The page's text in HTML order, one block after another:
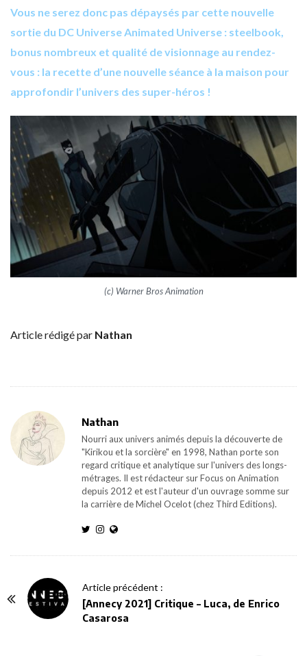
Vous ne serez donc pas dépaysés par cette nouvelle
sortie du DC Universe Animated Universe : steelbook,
bonus nombreux et qualité de visionnage au rendez-
vous : la recette d’une nouvelle séance à la maison pour
approfondir l’univers des super-héros !
(c) Warner Bros Animation
Article rédigé par Nathan
Nathan
Nourri aux univers animés depuis la découverte de
"Kirikou et la sorcière" en 1998, Nathan porte son
regard critique et analytique sur l'univers des longs-
métrages. Il est rédacteur sur Focus on Animation
depuis 2012 et est l'auteur d'un ouvrage somme sur
la carrière de Michel Ocelot (chez Third Editions).
Article précédent :
[Annecy 2021] Critique – Luca, de Enrico
Casarosa